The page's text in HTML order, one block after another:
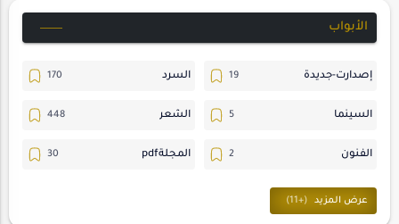
الأبواب
إصدارت-جديدة السرد
السينما الشعر
الفنون المجلةpdf
المسرح